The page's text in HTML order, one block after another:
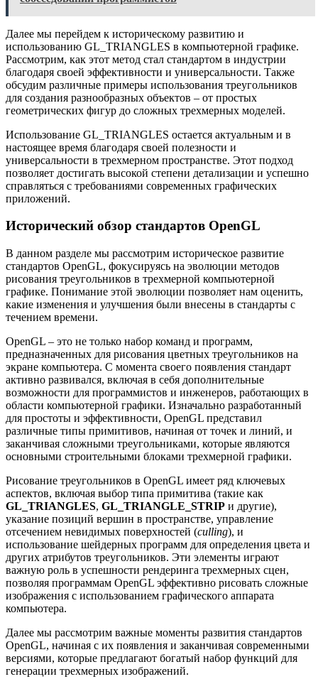
Далее мы перейдем к историческому развитию и
использованию GL_TRIANGLES в компьютерной графике.
Рассмотрим, как этот метод стал стандартом в индустрии
благодаря своей эффективности и универсальности. Также
обсудим различные примеры использования треугольников
для создания разнообразных объектов – от простых
геометрических фигур до сложных трехмерных моделей.
Использование GL_TRIANGLES остается актуальным и в
настоящее время благодаря своей полезности и
универсальности в трехмерном пространстве. Этот подход
позволяет достигать высокой степени детализации и успешно
справляться с требованиями современных графических
приложений.
Исторический обзор стандартов OpenGL
В данном разделе мы рассмотрим историческое развитие
стандартов OpenGL, фокусируясь на эволюции методов
рисования треугольников в трехмерной компьютерной
графике. Понимание этой эволюции позволяет нам оценить,
какие изменения и улучшения были внесены в стандарты с
течением времени.
OpenGL – это не только набор команд и программ,
предназначенных для рисования цветных треугольников на
экране компьютера. С момента своего появления стандарт
активно развивался, включая в себя дополнительные
возможности для программистов и инженеров, работающих в
области компьютерной графики. Изначально разработанный
для простоты и эффективности, OpenGL представил
различные типы примитивов, начиная от точек и линий, и
заканчивая сложными треугольниками, которые являются
основными строительными блоками трехмерной графики.
Рисование треугольников в OpenGL имеет ряд ключевых
аспектов, включая выбор типа примитива (такие как
GL_TRIANGLES, GL_TRIANGLE_STRIP и другие),
указание позиций вершин в пространстве, управление
отсечением невидимых поверхностей (culling), и
использование шейдерных программ для определения цвета и
других атрибутов треугольников. Эти элементы играют
важную роль в успешности рендеринга трехмерных сцен,
позволяя программам OpenGL эффективно рисовать сложные
изображения с использованием графического аппарата
компьютера.
Далее мы рассмотрим важные моменты развития стандартов
OpenGL, начиная с их появления и заканчивая современными
версиями, которые предлагают богатый набор функций для
генерации трехмерных изображений.